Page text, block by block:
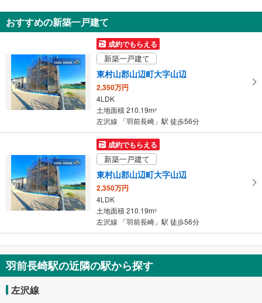
知
を
け
る
・
イ
ペ
ー
ジ
存
る
おすすめの新築一戸建て
成約でもらえる
新築一戸建て
東村山郡山辺町大字山辺
2,350万円
4LDK
土地面積 210.19m2
左沢線 「羽前長崎」駅 徒歩56分
成約でもらえる
新築一戸建て
東村山郡山辺町大字山辺
2,350万円
4LDK
土地面積 210.19m2
左沢線 「羽前長崎」駅 徒歩56分
羽前長崎駅の近隣の駅から探す
左沢線